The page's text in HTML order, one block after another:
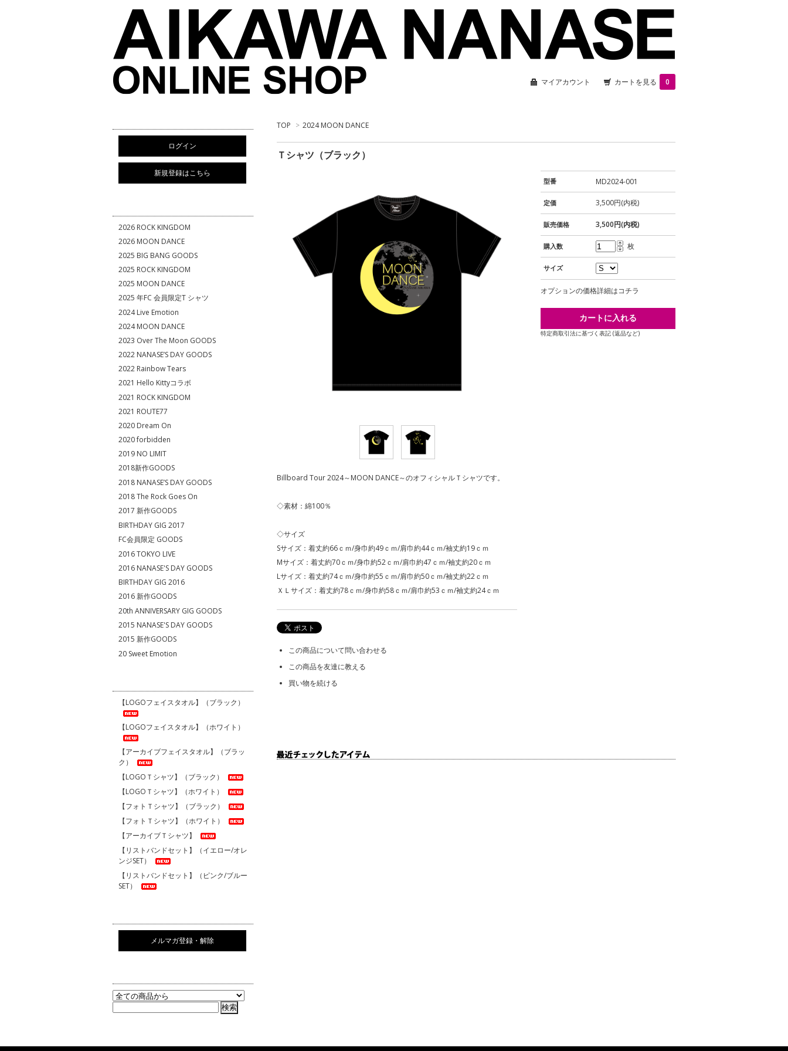
マイアカウント カートを見る 0
TOP > 2024 MOON DANCE
Ｔシャツ（ブラック）
型番 MD2024-001
定価 3,500円(内税)
販売価格 3,500円(内税)
購入数 枚
サイズ
オプションの価格詳細はコチラ
特定商取引法に基づく表記 (返品など)
Billboard Tour 2024～MOON DANCE～のオフィシャルＴシャツです。
◇素材：綿100％
◇サイズ
Sサイズ：着丈約66ｃｍ/身巾約49ｃｍ/肩巾約44ｃｍ/袖丈約19ｃｍ
Mサイズ：着丈約70ｃｍ/身巾約52ｃｍ/肩巾約47ｃｍ/袖丈約20ｃｍ
Lサイズ：着丈約74ｃｍ/身巾約55ｃｍ/肩巾約50ｃｍ/袖丈約22ｃｍ
ＸＬサイズ：着丈約78ｃｍ/身巾約58ｃｍ/肩巾約53ｃｍ/袖丈約24ｃｍ
この商品について問い合わせる
この商品を友達に教える
買い物を続ける
ログイン
新規登録はこちら
2026 ROCK KINGDOM
2026 MOON DANCE
2025 BIG BANG GOODS
2025 ROCK KINGDOM
2025 MOON DANCE
2025 年FC 会員限定T シャツ
2024 Live Emotion
2024 MOON DANCE
2023 Over The Moon GOODS
2022 NANASE’S DAY GOODS
2022 Rainbow Tears
2021 Hello Kittyコラボ
2021 ROCK KINGDOM
2021 ROUTE77
2020 Dream On
2020 forbidden
2019 NO LIMIT
2018新作GOODS
2018 NANASE’S DAY GOODS
2018 The Rock Goes On
2017 新作GOODS
BIRTHDAY GIG 2017
FC会員限定 GOODS
2016 TOKYO LIVE
2016 NANASE'S DAY GOODS
BIRTHDAY GIG 2016
2016 新作GOODS
20th ANNIVERSARY GIG GOODS
2015 NANASE'S DAY GOODS
2015 新作GOODS
20 Sweet Emotion
【LOGOフェイスタオル】（ブラック）
【LOGOフェイスタオル】（ホワイト）
【アーカイブフェイスタオル】（ブラッ
ク）
【LOGOＴシャツ】（ブラック）
【LOGOＴシャツ】（ホワイト）
【フォトＴシャツ】（ブラック）
【フォトＴシャツ】（ホワイト）
【アーカイブＴシャツ】
【リストバンドセット】（イエロー/オレ
ンジSET）
【リストバンドセット】（ピンク/ブルー
SET）
メルマガ登録・解除